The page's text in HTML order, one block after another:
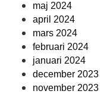
maj 2024
april 2024
mars 2024
februari 2024
januari 2024
december 2023
november 2023